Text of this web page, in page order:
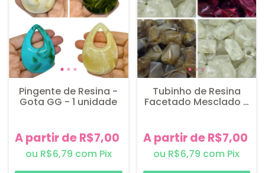
Pingente de Resina -
Gota GG - 1 unidade
A partir de R$7,00
R$6,79 com Pix
Tubinho de Resina
Facetado Mesclado -
A partir de R$7,00
R$6,79 com Pix